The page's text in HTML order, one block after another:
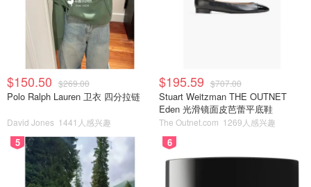
$150.50 $269.00
Polo Ralph Lauren 卫衣 四分拉链
David Jones 1441人感兴趣
$195.59 $707.00
Stuart Weitzman THE OUTNET
Eden 光滑镜面皮芭蕾平底鞋
The Outnet.com 1269人感兴趣
5 6